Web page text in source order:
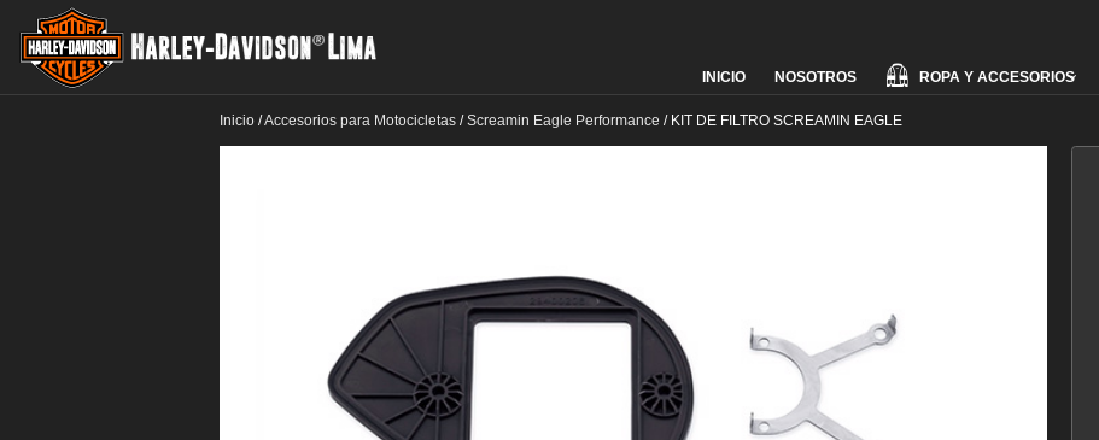
Skip
to
content
INICIO NOSOTROS ROPA Y ACCESORIOS
Inicio /Accesorios para Motocicletas /Screamin Eagle Performance / KIT DE FILTRO SCREAMIN EAGLE